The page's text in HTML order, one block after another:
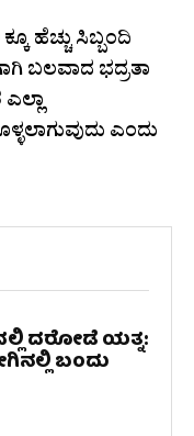
ಹೆಚ್ಚು ಸಿಬ್ಬಂದಿ
ಬಲವಾದ ಭದ್ರತಾ
ಎಂದು
ದರೋಡೆ ಯತ್ನ:
ಬಂದು